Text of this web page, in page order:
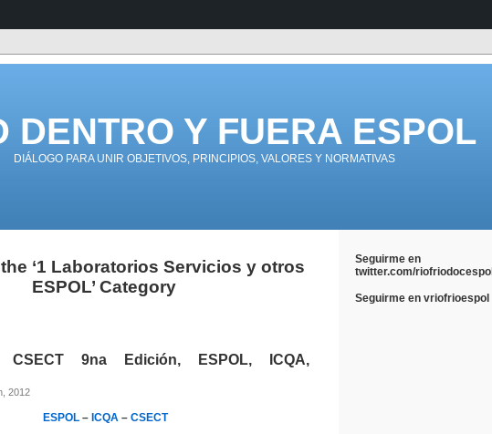
DENTRO Y FUERA ESPOL
DIÁLOGO PARA UNIR OBJETIVOS, PRINCIPIOS, VALORES Y NORMATIVAS
‘1 Laboratorios Servicios y otros
ESPOL’ Category
CSECT 9na Edición, ESPOL, ICQA,
2012
ESPOL – ICQA – CSECT
Seguirme en
twitter.com/riofriodocespol
Seguirme en vriofrioespol